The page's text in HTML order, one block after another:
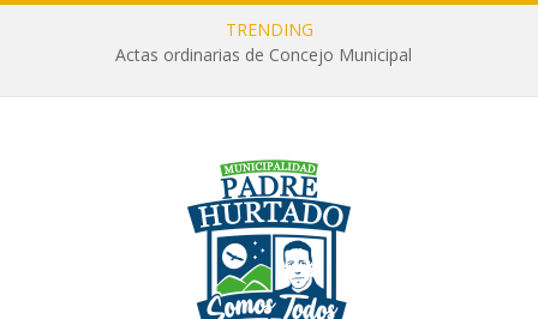
TRENDING
Actas ordinarias de Concejo Municipal